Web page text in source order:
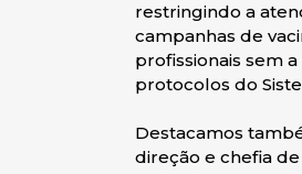
restringindo a
campanhas de
profissionais sem
protocolos do
Destacamos
direção e chefia